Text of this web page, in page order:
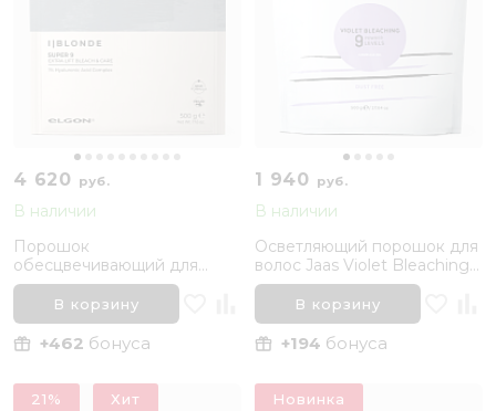
4 620 руб.
В наличии
Порошок
обесцвечивающий для
волос Elgon Decolor I
Blonde Super 9 Bleach New,
500 гр
В корзину
+462 бонуса
1 940 руб.
В наличии
Осветляющий порошок для
волос Jaas Violet Bleaching
Powder 9 Levels, 500 г
В корзину
+194 бонуса
21% Хит Новинка